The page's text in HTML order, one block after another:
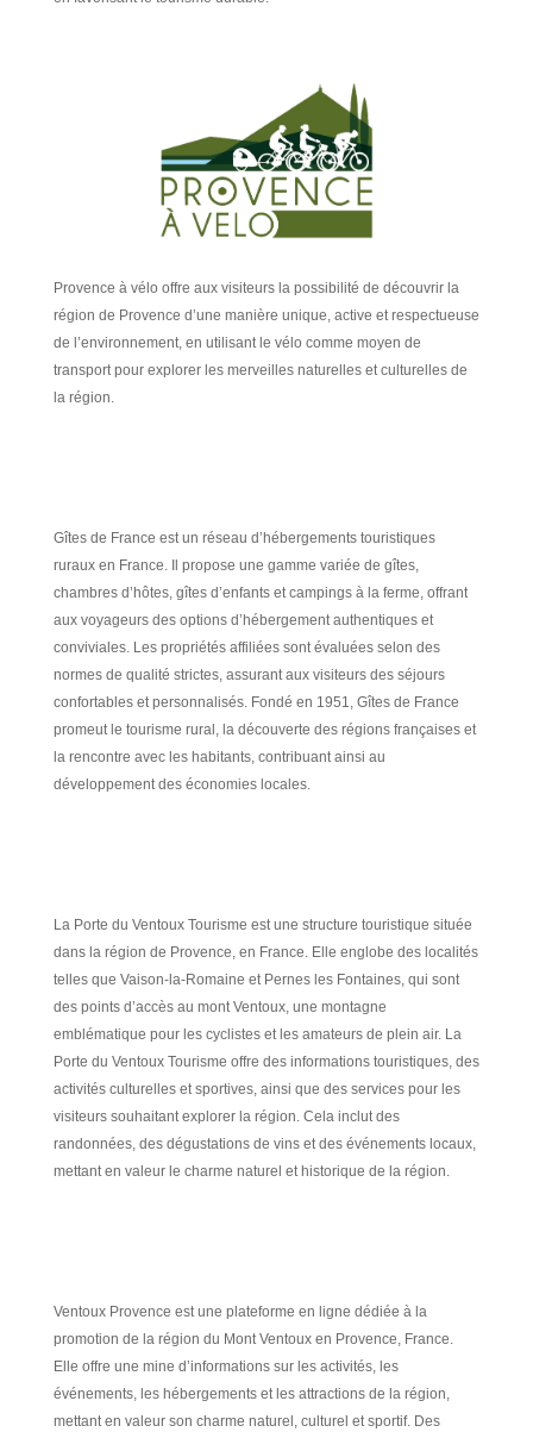
Provence à vélo offre aux visiteurs la possibilité de découvrir la
région de Provence d’une manière unique, active et respectueuse
de l’environnement, en utilisant le vélo comme moyen de
transport pour explorer les merveilles naturelles et culturelles de
la région.
Gîtes de France est un réseau d’hébergements touristiques
ruraux en France. Il propose une gamme variée de gîtes,
chambres d’hôtes, gîtes d’enfants et campings à la ferme, offrant
aux voyageurs des options d’hébergement authentiques et
conviviales. Les propriétés affiliées sont évaluées selon des
normes de qualité strictes, assurant aux visiteurs des séjours
confortables et personnalisés. Fondé en 1951, Gîtes de France
promeut le tourisme rural, la découverte des régions françaises et
la rencontre avec les habitants, contribuant ainsi au
développement des économies locales.
La Porte du Ventoux Tourisme est une structure touristique située
dans la région de Provence, en France. Elle englobe des localités
telles que Vaison-la-Romaine et Pernes les Fontaines, qui sont
des points d’accès au mont Ventoux, une montagne
emblématique pour les cyclistes et les amateurs de plein air. La
Porte du Ventoux Tourisme offre des informations touristiques, des
activités culturelles et sportives, ainsi que des services pour les
visiteurs souhaitant explorer la région. Cela inclut des
randonnées, des dégustations de vins et des événements locaux,
mettant en valeur le charme naturel et historique de la région.
Ventoux Provence est une plateforme en ligne dédiée à la
promotion de la région du Mont Ventoux en Provence, France.
Elle offre une mine d’informations sur les activités, les
événements, les hébergements et les attractions de la région,
mettant en valeur son charme naturel, culturel et sportif. Des